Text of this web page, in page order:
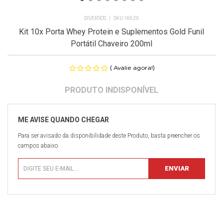
DIVERSOS 16629
Kit 10x Porta Whey Protein e Suplementos Gold Funil
Portátil Chaveiro 200ml
( Avalie agora!)
Para ser avisado da disponibilidade deste Produto, basta preencher os
campos abaixo.